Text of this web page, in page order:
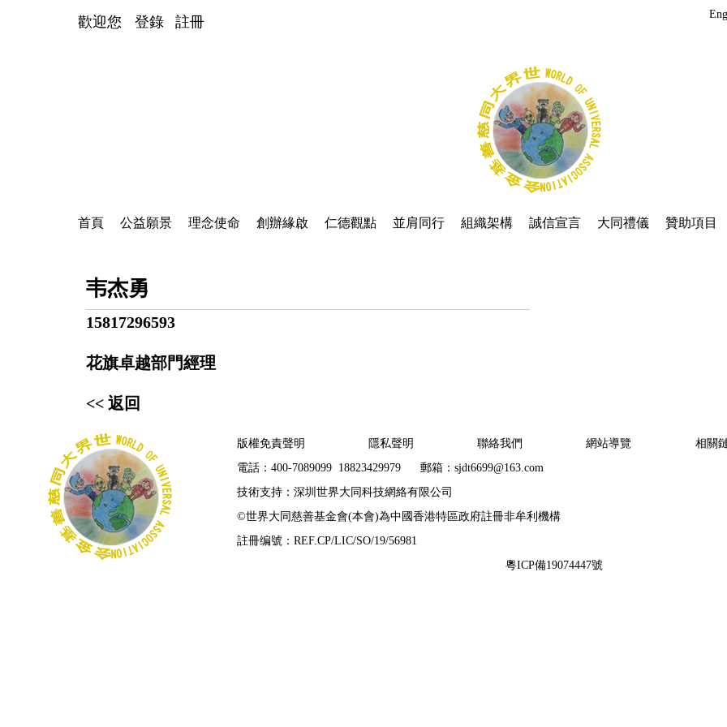
歡迎您 登錄 註冊
首頁 公益願景 理念使命 創辦緣啟 仁德觀點 並肩同行 組織架構 誠信宣言 大同禮儀 贊助項目
韦杰勇
15817296593
花旗卓越部門經理
<< 返回
版權免責聲明 隱私聲明 聯絡我們 網站導覽
相關
電話：400-7089099 18823429979 郵箱：sjdt6699@163.com
技術支持：深圳世界大同科技網絡有限公司
©世界大同慈善基金會(本會)為中國香港特區政府註冊非牟利機構
註冊编號：REF.CP/LIC/SO/19/56981
粵ICP備19074447號